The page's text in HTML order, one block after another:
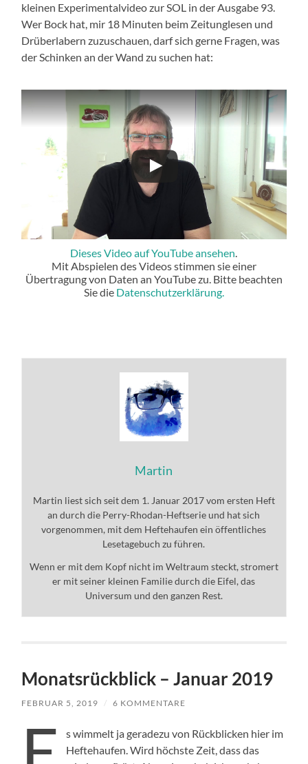
kleinen Experimentalvideo zur SOL in der Ausgabe 93.
Wer Bock hat, mir 18 Minuten beim Zeitunglesen und
Drüberlabern zuzuschauen, darf sich gerne Fragen, was
der Schinken an der Wand zu suchen hat:
Dieses Video auf YouTube ansehen
Mit Abspielen des Videos stimmen sie einer
Übertragung von Daten an YouTube zu. Bitte beachten
Sie die Datenschutzerklärung.
Martin
Martin liest sich seit dem 1. Januar 2017 vom ersten Heft
an durch die Perry-Rhodan-Heftserie und hat sich
vorgenommen, mit dem Heftehaufen ein öffentliches
Lesetagebuch zu führen.
Wenn er mit dem Kopf nicht im Weltraum steckt, stromert
er mit seiner kleinen Familie durch die Eifel, das
Universum und den ganzen Rest.
Monatsrückblick – Januar 2019
FEBRUAR 5, 2019 / 6 KOMMENTARE
s wimmelt ja geradezu von Rückblicken hier im
Heftehaufen. Wird höchste Zeit, dass das